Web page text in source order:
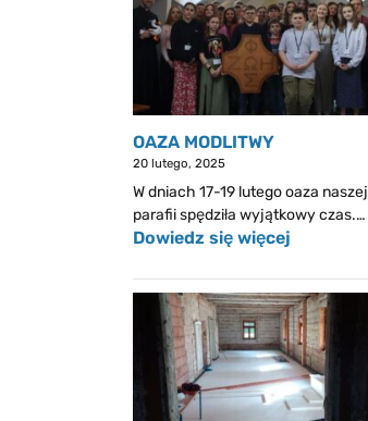
OAZA MODLITWY
20 lutego, 2025
W dniach 17-19 lutego oaza naszej
parafii spędziła wyjątkowy czas.…
Dowiedz się więcej